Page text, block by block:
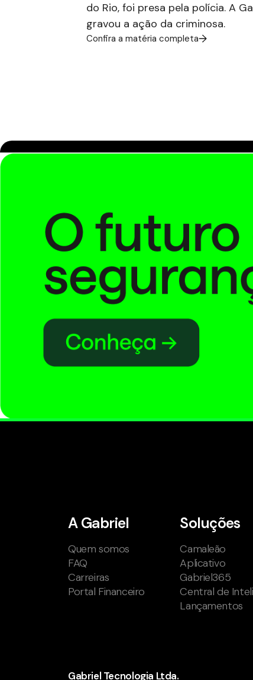
do Rio, foi presa pela polícia. A
gravou a ação da criminosa.
Confira a matéria completa
A Gabriel
Quem somos
FAQ
Carreiras
Portal Financeiro
Soluções
Camaleão
Aplicativo
Gabriel365
Central de
Lançamentos
Gabriel Tecnologia Ltda.